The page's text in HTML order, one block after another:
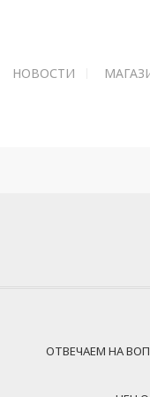
НОВОСТИ
ОТВЕЧАЕМ НА